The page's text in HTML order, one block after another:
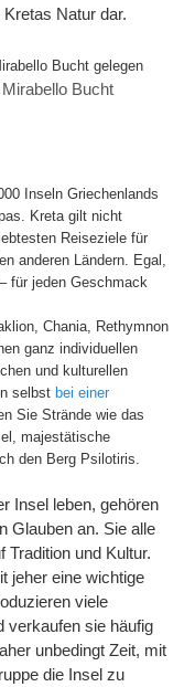
Natur dar.
Bucht
Inseln Griechenlands
Kreta gilt nicht
Reiseziele für
anderen Ländern. Egal,
für jeden Geschmack
Chania, Rethymnon
ganz individuellen
und kulturellen
selbst bei einer
Sie Strände wie das
majestätische
den Berg Psilotiris.
Insel leben, gehören
Glauben an. Sie alle
Tradition und Kultur.
jeher eine wichtige
viele
verkaufen sie häufig
unbedingt Zeit, mit
die Insel zu